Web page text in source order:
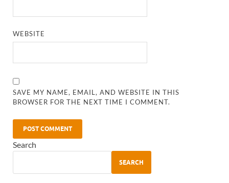
WEBSITE
SAVE MY NAME, EMAIL, AND WEBSITE IN THIS
BROWSER FOR THE NEXT TIME I COMMENT.
Search
SEARCH